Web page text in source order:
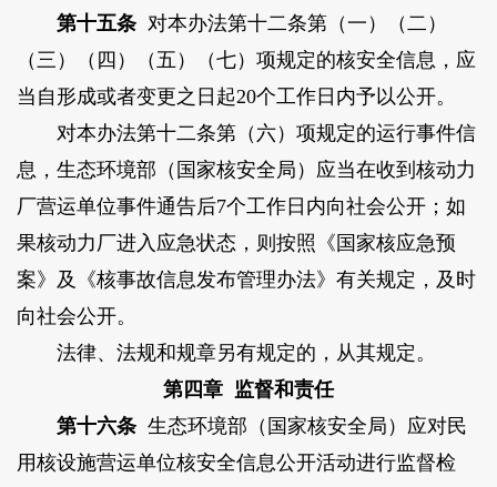
第十五条对本办法第十二条第（一）（二）
（三）（四）（五）（七）项规定的核安全信息，应
当自形成或者变更之日起20个工作日内予以公开。
对本办法第十二条第（六）项规定的运行事件信
息，生态环境部（国家核安全局）应当在收到核动力
厂营运单位事件通告后7个工作日内向社会公开；如
果核动力厂进入应急状态，则按照《国家核应急预
案》及《核事故信息发布管理办法》有关规定，及时
向社会公开。
法律、法规和规章另有规定的，从其规定。
第四章 监督和责任
第十六条生态环境部（国家核安全局）应对民
用核设施营运单位核安全信息公开活动进行监督检